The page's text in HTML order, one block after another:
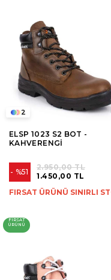
ELSP 1023 S2 BOT -
KAHVERENGİ
%51 1.450,00 TL
2.950,00 TL
2
FIRSAT ÜRÜNÜ SINIRLI
FIRSAT
ÜRÜNÜ